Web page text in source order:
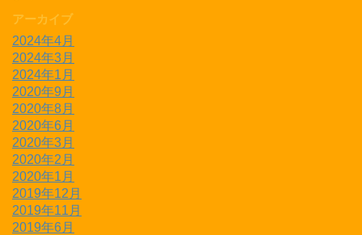
アーカイブ
2024年4月
2024年3月
2024年1月
2020年9月
2020年8月
2020年6月
2020年3月
2020年2月
2020年1月
2019年12月
2019年11月
2019年6月